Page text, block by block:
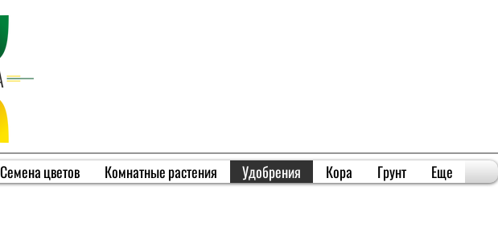
Семена цветов Комнатные растения Удобрения Кора Грунт Еще